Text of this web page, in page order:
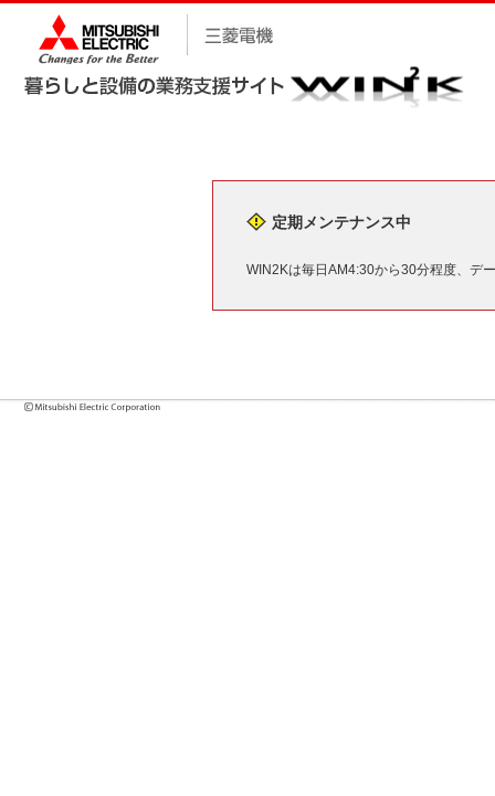
定期メンテナンス中
WIN2Kは毎日AM4:30から30分程度、デ